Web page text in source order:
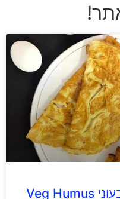
מתכון: אומלט חומוס טבעוני Veg Humus